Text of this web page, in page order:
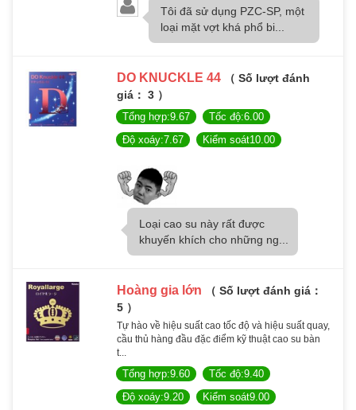
Tôi đã sử dụng PZC-SP, một
loại mặt vợt khá phổ bi...
DO KNUCKLE 44 （ Số lượt đánh
giá： 3 ）
Tổng hợp:9.67
Tốc độ:6.00
Độ xoáy:7.67
Kiểm soát10.00
Loại cao su này rất được
khuyến khích cho những ng...
Hoàng gia lớn （ Số lượt đánh giá：
5 ）
Tự hào về hiệu suất cao tốc độ và hiệu suất quay,
cầu thủ hàng đầu đặc điểm kỹ thuật cao su bàn
t...
Tổng hợp:9.60
Tốc độ:9.40
Độ xoáy:9.20
Kiểm soát9.00